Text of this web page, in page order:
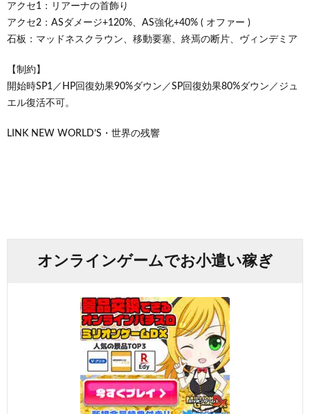
アクセ1：リアーナの首飾り
アクセ2：ASダメージ+120%、AS強化+40% ( オファー )
石板：マッドネスクラウン、移動要塞、終焉の断片、ヴィンデミア
【制約】
開始時SP1／HP回復効果90%ダウン／SP回復効果80%ダウン／ジュ
エル復活不可。
LINK NEW WORLD’S・世界の残響
オンラインゲームでお小遣い稼ぎ